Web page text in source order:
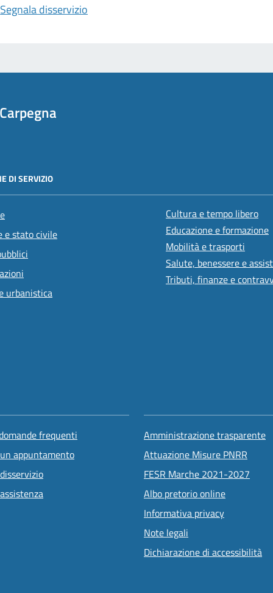
Segnala disservizio
DI SERVIZIO
e stato civile
urbanistica
Cultura e tempo libero
Educazione e formazione
Mobilità e trasporti
Salute, benessere e
Tributi, finanze e
frequenti
appuntamento
Amministrazione trasparente
Attuazione Misure PNRR
FESR Marche 2021-2027
Albo pretorio online
Informativa privacy
Note legali
Dichiarazione di accessibilità